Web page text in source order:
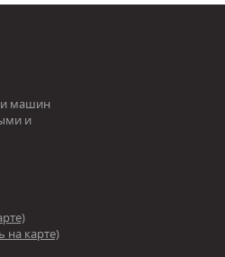
и машин
и
на карте)